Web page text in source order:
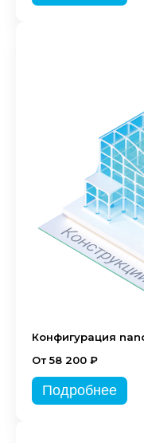
Конфигурация
От 58 200 ₽
Подробнее